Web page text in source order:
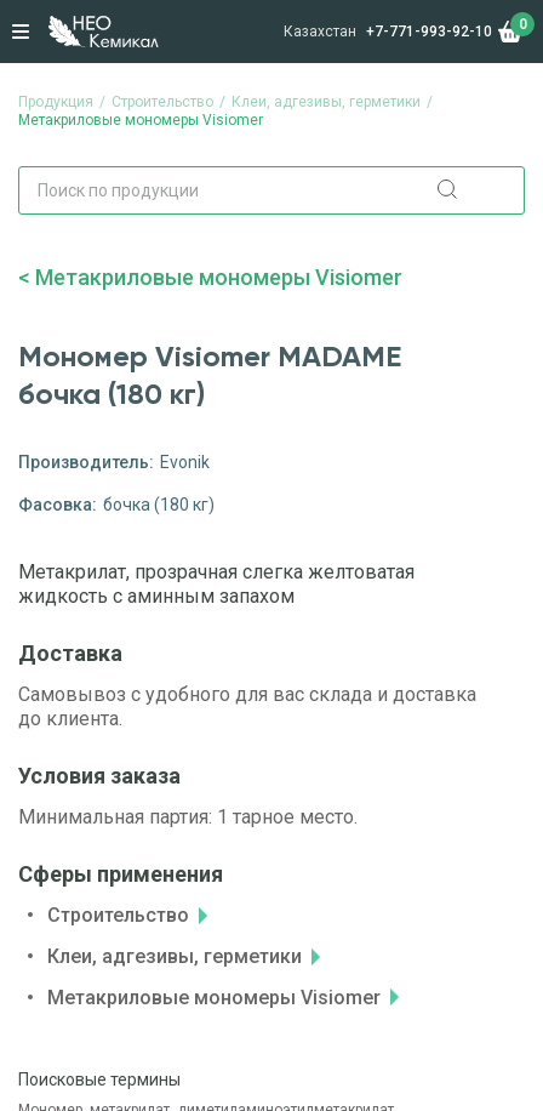
Казахстан +7-771-993-92-10 0
Продукция Строительство
Клеи, адгезивы, герметики
Метакриловые мономеры Visiomer
Метакриловые мономеры Visiomer
Мономер Visiomer MADAME
бочка (180 кг)
Производитель: Evonik
Фасовка: бочка (180 кг)
Метакрилат, прозрачная слегка желтоватая
жидкость с аминным запахом
Доставка
Самовывоз с удобного для вас склада и доставка
до клиента.
Условия заказа
Минимальная партия: 1 тарное место.
Сферы применения
Строительство
Клеи, адгезивы, герметики
Метакриловые мономеры Visiomer
Поисковые термины